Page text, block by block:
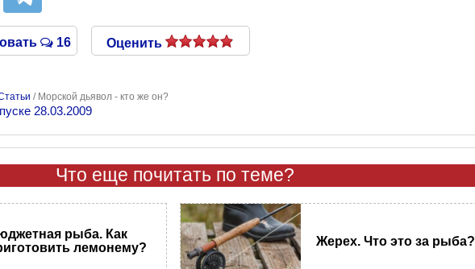
16 Оценить
/ Морской дьявол - кто же он?
28.03.2009
Что еще почитать по теме?
рыба. Как
лемонему?
Жерех. Что это за рыба?